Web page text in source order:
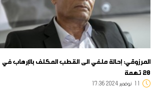
المرزوقي: إحالة ملفي الى القطب المكلف بالإرهاب في
20 تهمة
11 17:36 2024 نوفمبر